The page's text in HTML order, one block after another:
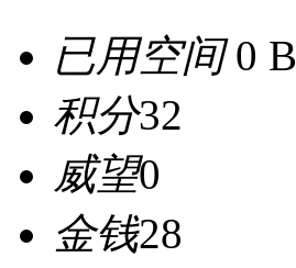
已用空间0 B
积分32
威望0
金钱28